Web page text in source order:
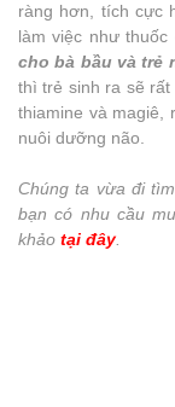
ràng hơn, tích cực
làm việc như
cho bà bầu và trẻ
thì trẻ sinh ra sẽ
thiamine và magiê,
nuôi dưỡng não.
Chúng ta vừa đi
bạn có nhu cầu
khảo tại đây.